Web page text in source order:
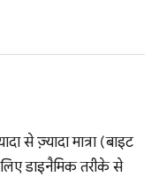
से ज़्यादा मात्रा (बाइट
डाइनैमिक तरीके से